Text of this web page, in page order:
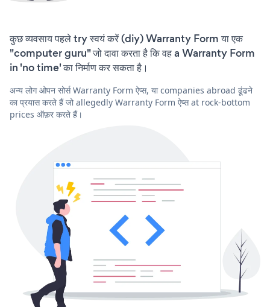
कुछ व्यवसाय पहले try स्वयं करें (diy) Warranty Form या एक
"computer guru" जो दावा करता है कि वह a Warranty Form
in 'no time' का निर्माण कर सकता है।
अन्य लोग ओपन सोर्स Warranty Form ऐप्स, या companies abroad ढूंढने
का प्रयास करते हैं जो allegedly Warranty Form ऐप्स at rock-bottom
prices ऑफ़र करते हैं।